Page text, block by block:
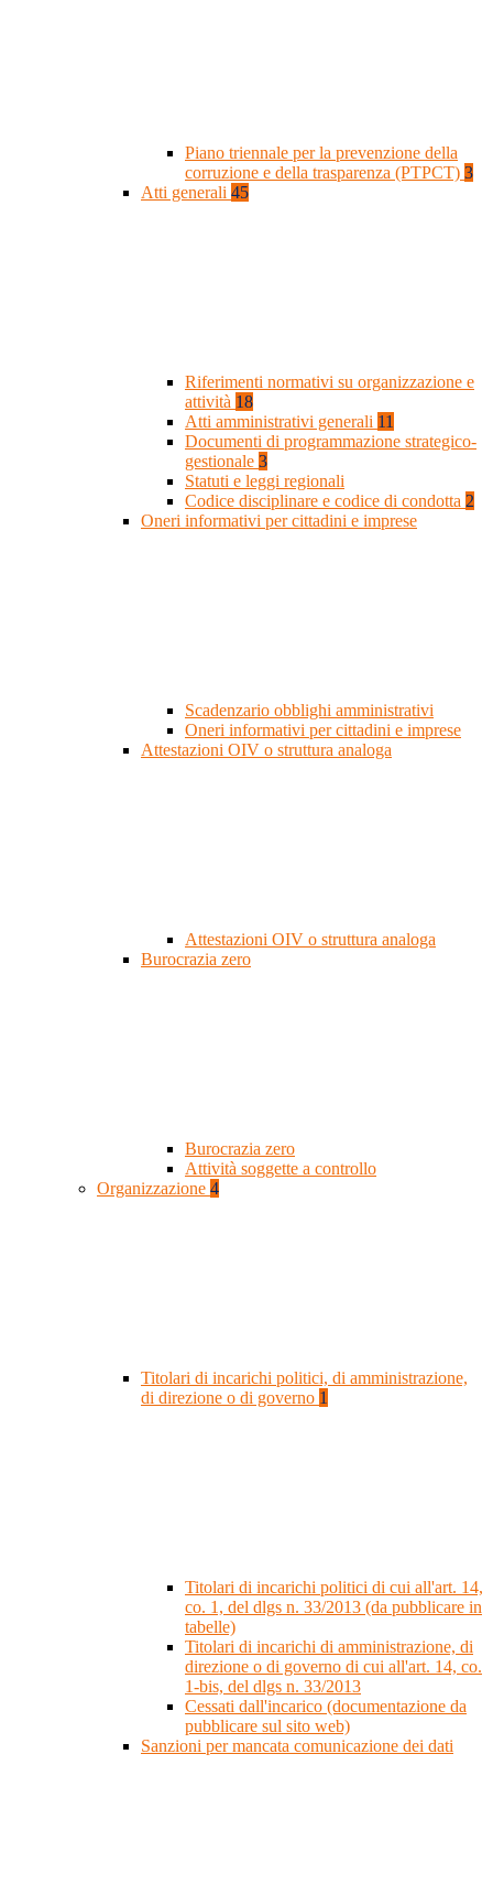
Piano triennale per la prevenzione della
corruzione e della trasparenza (PTPCT) 3
Atti generali 45
Riferimenti normativi su organizzazione e
attività 18
Atti amministrativi generali 11
Documenti di programmazione strategico-
gestionale 3
Statuti e leggi regionali
Codice disciplinare e codice di condotta 2
Oneri informativi per cittadini e imprese
Scadenzario obblighi amministrativi
Oneri informativi per cittadini e imprese
Attestazioni OIV o struttura analoga
Attestazioni OIV o struttura analoga
Burocrazia zero
Burocrazia zero
Attività soggette a controllo
Organizzazione 4
Titolari di incarichi politici, di amministrazione,
di direzione o di governo 1
Titolari di incarichi politici di cui all'art. 14,
co. 1, del dlgs n. 33/2013 (da pubblicare in
tabelle)
Titolari di incarichi di amministrazione, di
direzione o di governo di cui all'art. 14, co.
1-bis, del dlgs n. 33/2013
Cessati dall'incarico (documentazione da
pubblicare sul sito web)
Sanzioni per mancata comunicazione dei dati